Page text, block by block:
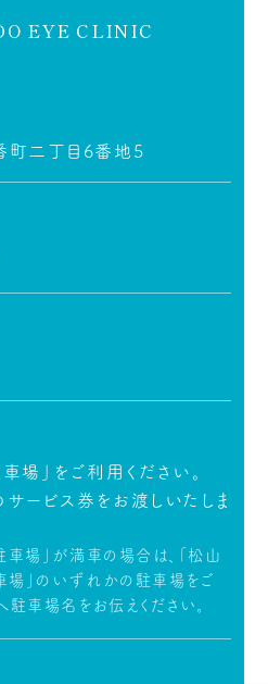
EYE CLINIC
町二丁目6番地5
場」をご利用ください。
ービス券をお渡しいたしま
場」が満車の場合は、「松山
」のいずれかの駐車場をご
駐車場名をお伝えください。